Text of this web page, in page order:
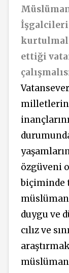
ettiği
milletlerin
özgüveni
biçiminde
duygu ve
cılız ve